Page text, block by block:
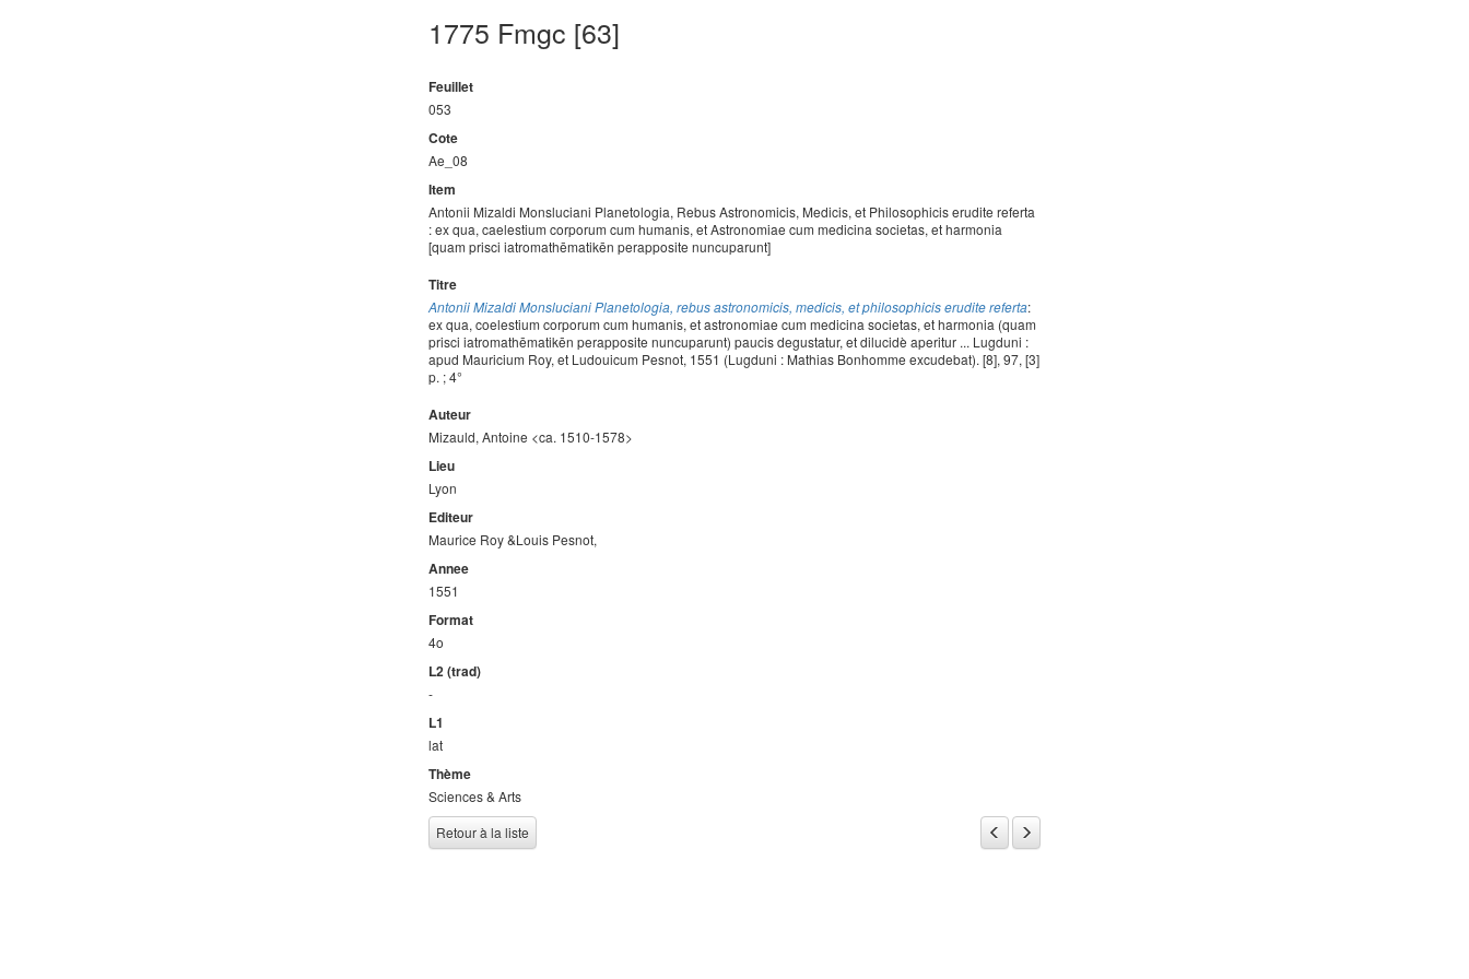
1775 Fmgc [63]
Feuillet
053
Cote
Ae_08
Item
Antonii Mizaldi Monsluciani Planetologia, Rebus Astronomicis, Medicis, et Philosophicis erudite referta
: ex qua, caelestium corporum cum humanis, et Astronomiae cum medicina societas, et harmonia
[quam prisci iatromathēmatikēn perapposite nuncuparunt]
Titre
Antonii Mizaldi Monsluciani Planetologia, rebus astronomicis, medicis, et philosophicis erudite referta:
ex qua, coelestium corporum cum humanis, et astronomiae cum medicina societas, et harmonia (quam
prisci iatromathēmatikēn perapposite nuncuparunt) paucis degustatur, et dilucidè aperitur ... Lugduni :
apud Mauricium Roy, et Ludouicum Pesnot, 1551 (Lugduni : Mathias Bonhomme excudebat). [8], 97, [3]
p. ; 4°
Auteur
Mizauld, Antoine <ca. 1510-1578>
Lieu
Lyon
Editeur
Maurice Roy &Louis Pesnot,
Annee
1551
Format
4o
L2 (trad)
-
L1
lat
Thème
Sciences & Arts
Retour à la liste